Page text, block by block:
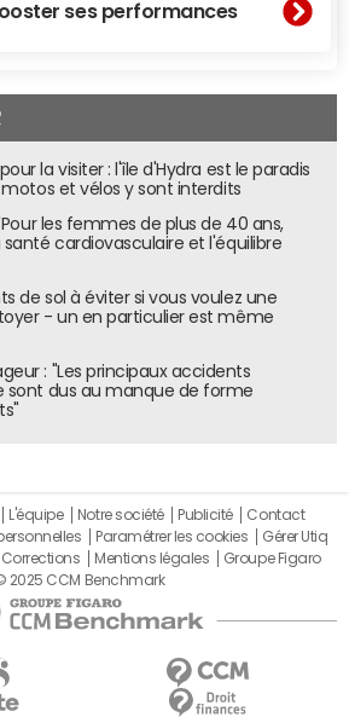
ses performances
la visiter : l'île d'Hydra est le paradis
et vélos y sont interdits
les femmes de plus de 40 ans,
cardiovasculaire et l'équilibre
de sol à éviter si vous voulez une
- un en particulier est même
: "Les principaux accidents
sont dus au manque de forme
L'équipe Notre société Publicité
Contact
Paramétrer les cookies
Gérer Utiq
Corrections Mentions légales
Groupe Figaro
2025 CCM Benchmark